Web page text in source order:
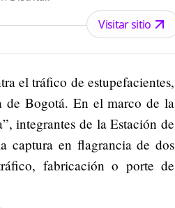
Visitar sitio
el tráfico de estupefacientes,
Bogotá. En el marco de la
integrantes de la Estación de
captura en flagrancia de dos
fabricación o porte de